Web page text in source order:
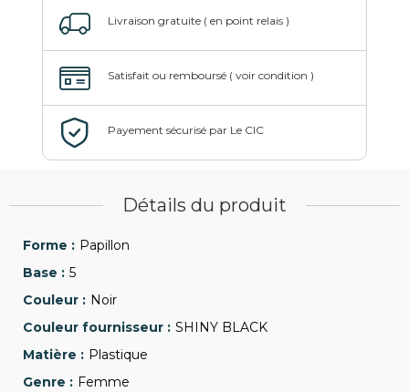
Détails du produit
Papillon
5
Noir
SHINY BLACK
Plastique
Femme